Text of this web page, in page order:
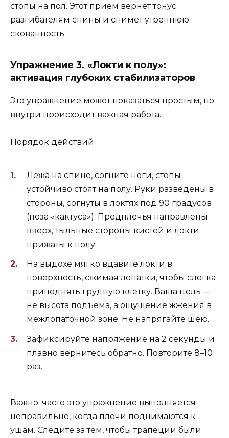
стопы на пол. Этот прием вернет тонус
разгибателям спины и снимет утреннюю
скованность.
Упражнение 3. «Локти к полу»:
активация глубоких стабилизаторов
Это упражнение может показаться простым, но
внутри происходит важная работа.
Порядок действий:
Лежа на спине, согните ноги, стопы
устойчиво стоят на полу. Руки разведены в
стороны, согнуты в локтях под 90 градусов
(поза «кактуса»). Предплечья направлены
вверх, тыльные стороны кистей и локти
прижаты к полу.
На выдохе мягко вдавите локти в
поверхность, сжимая лопатки, чтобы слегка
приподнять грудную клетку. Ваша цель —
не высота подъема, а ощущение жжения в
межлопаточной зоне. Не напрягайте шею.
Зафиксируйте напряжение на 2 секунды и
плавно вернитесь обратно. Повторите 8–10
раз.
Важно: часто это упражнение выполняется
неправильно, когда плечи поднимаются к
ушам. Следите за тем, чтобы трапеции были